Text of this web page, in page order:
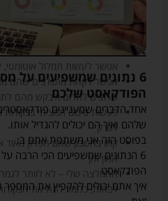
אלטרנטיבות לתמלול
אפשר לעשות תמלול אוטומטי,
אפשר לקחת מתנדבים שהם
שרוצים לתרום ולבקש מהם
לעשות סיכום תמציתי
לפרק
קחו בחשבון שאם הפרק מאוד
המון זמן
ההמלצה שלי – לא לוותר
לפחות, כלומר לתת את
6 נתונים שמשפיעים על
הפודקאסט שלכם
אחד הדברים שמעניינים
שלהם ואיך הם יכולים להגדיל אותו.
בפוסט הזה אני משתפת אתם ב:
6 הנתונים שמשפיעים הכי הרבה
הפודקאסט
איך אתם יכולים להקפיץ את